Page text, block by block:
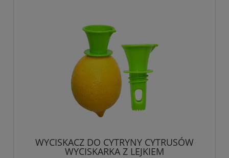
WYCISKACZ DO CYTRYNY CYTRUSÓW
WYCISKARKA Z LEJKIEM